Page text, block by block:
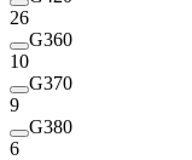
26
G360
10
G370
9
G380
6